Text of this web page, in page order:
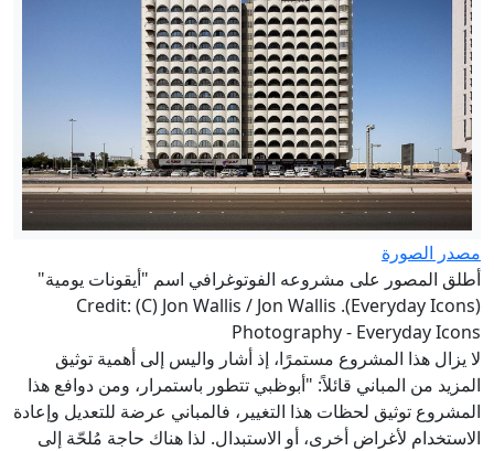
مصدر الصورة
أطلق المصور على مشروعه الفوتوغرافي اسم "أيقونات يومية"
(Everyday Icons). Credit: (C) Jon Wallis / Jon Wallis
Photography - Everyday Icons
لا يزال هذا المشروع مستمرًا، إذ أشار واليس إلى أهمية توثيق
المزيد من المباني قائلاً: "أبوظبي تتطور باستمرار، ومن دوافع هذا
المشروع توثيق لحظات هذا التغيير، فالمباني عرضة للتعديل وإعادة
الاستخدام لأغراض أخرى، أو الاستبدال. لذا هناك حاجة مُلحّة إلى